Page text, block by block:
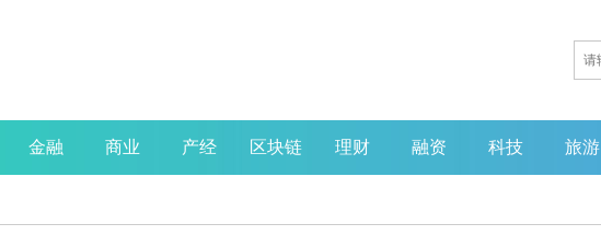
金融 商业 产经 区块链 理财 融资 科技 旅游